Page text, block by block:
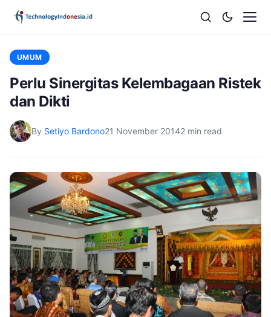
UMUM
Perlu Sinergitas Kelembagaan Ristek
dan Dikti
By Setiyo Bardono21 November 20142 min read